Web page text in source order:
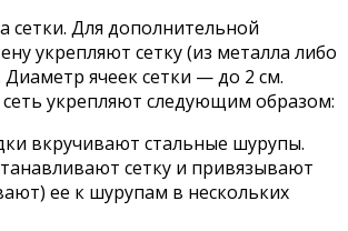
сетки. Для дополнительной
укрепляют сетку (из металла либо
Диаметр ячеек сетки — до 2 см.
укрепляют следующим образом:
вкручивают стальные шурупы.
сетку и привязывают
ее к шурупам в нескольких